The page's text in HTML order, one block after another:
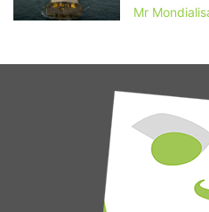
Mr